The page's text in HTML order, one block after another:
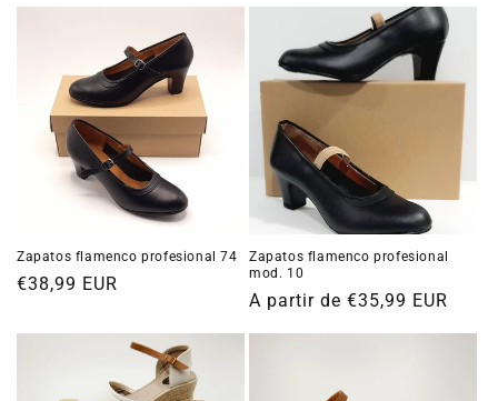
Zapatos flamenco profesional 74
Precio
€38,99 EUR
Zapatos flamenco profesional
mod. 10
Precio
A partir de €35,99 EUR